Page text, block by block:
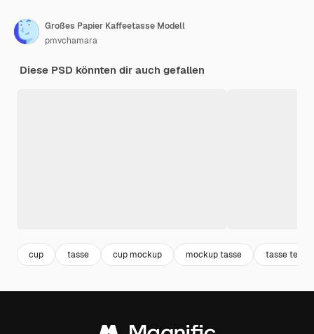
Großes Papier Kaffeetasse Modell
pmvchamara
Diese PSD könnten dir auch gefallen
cup tasse cup mockup mockup tasse tasse tee